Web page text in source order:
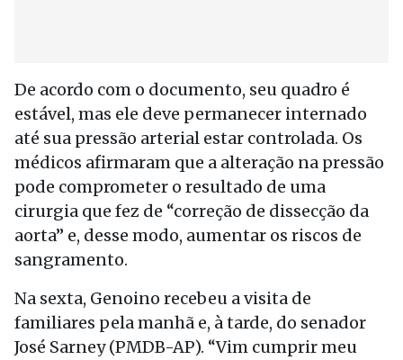
De acordo com o documento, seu quadro é
estável, mas ele deve permanecer internado
até sua pressão arterial estar controlada. Os
médicos afirmaram que a alteração na pressão
pode comprometer o resultado de uma
cirurgia que fez de “correção de dissecção da
aorta” e, desse modo, aumentar os riscos de
sangramento.
Na sexta, Genoino recebeu a visita de
familiares pela manhã e, à tarde, do senador
José Sarney (PMDB-AP). “Vim cumprir meu